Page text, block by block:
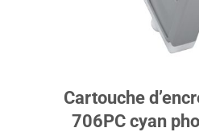
Cartouche
706PC cyan